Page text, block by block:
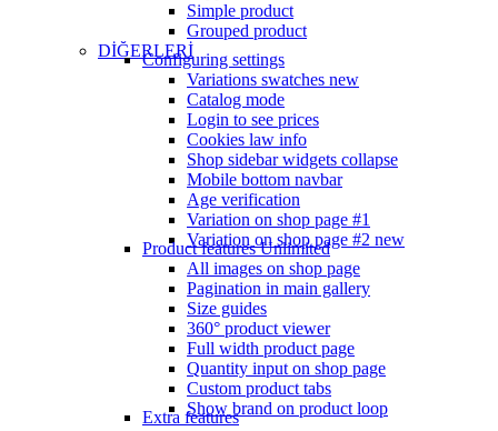
Simple product
Grouped product
DİĞERLERİ
Configuring settings
Variations swatches new
Catalog mode
Login to see prices
Cookies law info
Shop sidebar widgets collapse
Mobile bottom navbar
Age verification
Variation on shop page #1
Variation on shop page #2 new
Product featuresUnlimited
All images on shop page
Pagination in main gallery
Size guides
360° product viewer
Full width product page
Quantity input on shop page
Custom product tabs
Show brand on product loop
Extra features